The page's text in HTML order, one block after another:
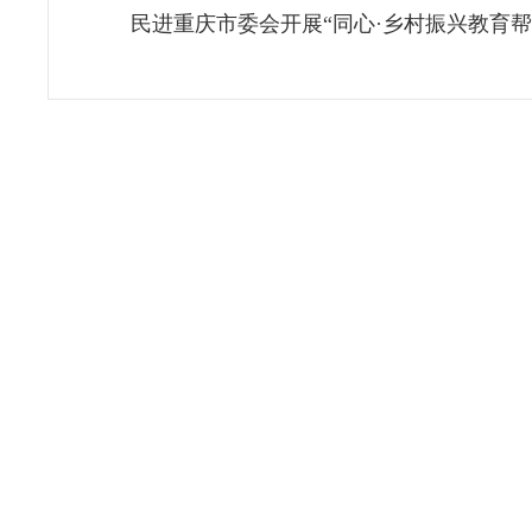
民进重庆市委会开展“同心·乡村振兴教育